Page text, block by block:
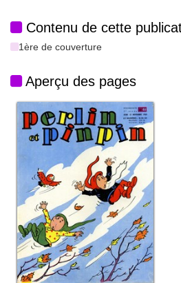
Contenu de cette
1ère de couverture
Aperçu des pages